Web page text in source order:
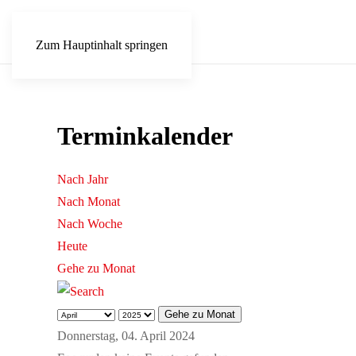
Zum Hauptinhalt springen
Terminkalender
Nach Jahr
Nach Monat
Nach Woche
Heute
Gehe zu Monat
Gehe zu Monat
Donnerstag, 04. April 2024